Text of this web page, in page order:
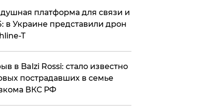
платформа для связи и
в Украине представили дрон
T
в Balzi Rossi: стало известно
пострадавших в семье
ВКС РФ